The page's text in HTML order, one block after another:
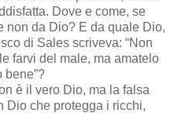
Dove e come, se
non da Dio? E da quale Dio,
di Sales scriveva: “Non
farvi del male, ma amatelo
bene”?
è il vero Dio, ma la falsa
Dio che protegga i ricchi,